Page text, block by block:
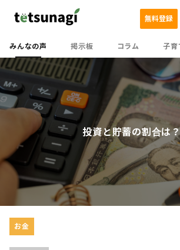
みんなの声 掲示板 コラム 子育
無料登録
投資と貯蓄の割合は？
お金